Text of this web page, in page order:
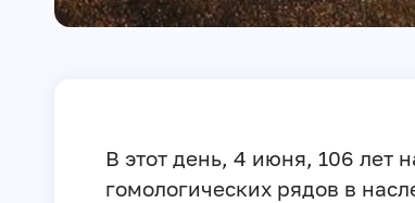
В этот день, 4 июня, 106 лет
гомологических рядов в